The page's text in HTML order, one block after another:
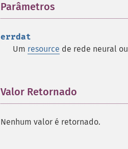
Parâmetros
errdat
Um resource de rede neural
Valor Retornado
Nenhum valor é retornado.